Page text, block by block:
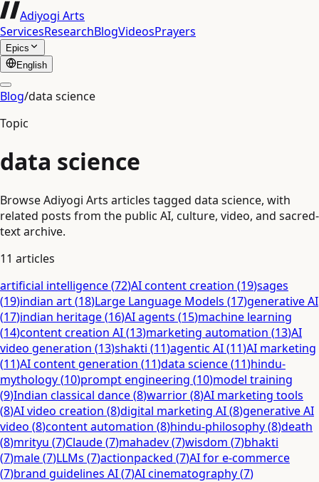
Adiyogi Arts
ServicesResearchBlogVideosPrayers
Epics
English
Blog/data science
Topic
data science
Browse Adiyogi Arts articles tagged data science, with
related posts from the public AI, culture, video, and sacred-
text archive.
11 articles
artificial intelligence(72)AI content creation (19)sages
(19)indian art(18)Large Language Models (17)generative AI
(17)indian heritage(16)AI agents (15)machine learning
(14)content creation AI(13)marketing automation (13)AI
video generation (13)shakti (11)agentic AI(11)AI marketing
(11)AI content generation (11)data science(11)hindu-
mythology(10)prompt engineering (10)model training
(9)Indian classical dance(8)warrior(8)AI marketing tools
(8)AI video creation (8)digital marketing AI(8)generative AI
video (8)content automation (8)hindu-philosophy(8)death
(8)mrityu (7)Claude(7)mahadev(7)wisdom (7)bhakti
(7)male(7)LLMs (7)actionpacked (7)AI for e-commerce
(7)brand guidelines AI(7)AI cinematography(7)